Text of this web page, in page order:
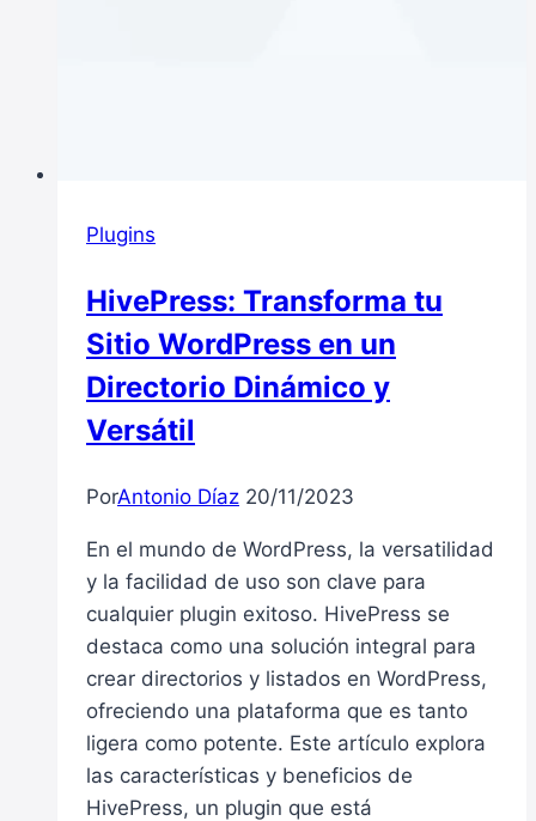
Plugins
HivePress: Transforma tu
Sitio WordPress en un
Directorio Dinámico y
Versátil
PorAntonio Díaz 20/11/2023
En el mundo de WordPress, la versatilidad
y la facilidad de uso son clave para
cualquier plugin exitoso. HivePress se
destaca como una solución integral para
crear directorios y listados en WordPress,
ofreciendo una plataforma que es tanto
ligera como potente. Este artículo explora
las características y beneficios de
HivePress, un plugin que está